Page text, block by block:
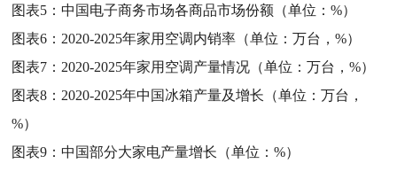
图表5：中国电子商务市场各商品市场份额（单位：%）
图表6： 2020-2025年家用空调内销率（单位：万台，%）
图表7： 2020-2025年家用空调产量情况（单位：万台，%）
图表8： 2020-2025年中国冰箱产量及增长（单位：万台，
%）
图表9：中国部分大家电产量增长（单位：%）